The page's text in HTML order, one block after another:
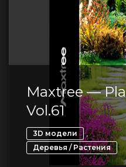
Maxtree —
Vol.61
3D модели ,
Деревья / Растения